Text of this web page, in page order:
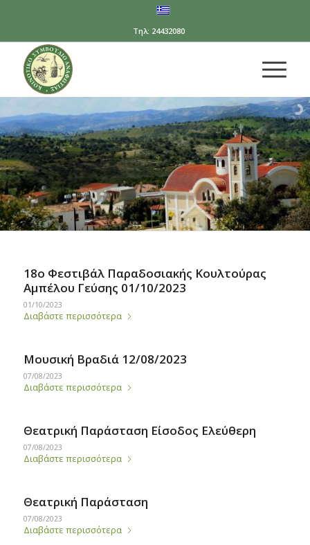
Τηλ: 24432080
18ο Φεστιβάλ Παραδοσιακής Κουλτούρας
Αμπέλου Γεύσης 01/10/2023
01/10/2023
Διαβάστε περισσότερα
Μουσική Βραδιά 12/08/2023
07/08/2023
Διαβάστε περισσότερα
Θεατρική Παράσταση Είσοδος Ελεύθερη
07/08/2023
Διαβάστε περισσότερα
Θεατρική Παράσταση
07/08/2023
Διαβάστε περισσότερα